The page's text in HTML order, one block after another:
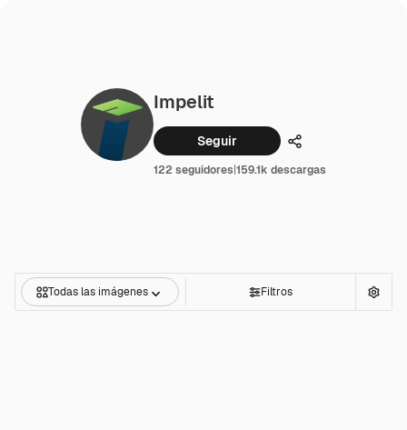
Impelit
Seguir Compartir
122 seguidores|159.1k descargas
Todas las imágenes Filtros